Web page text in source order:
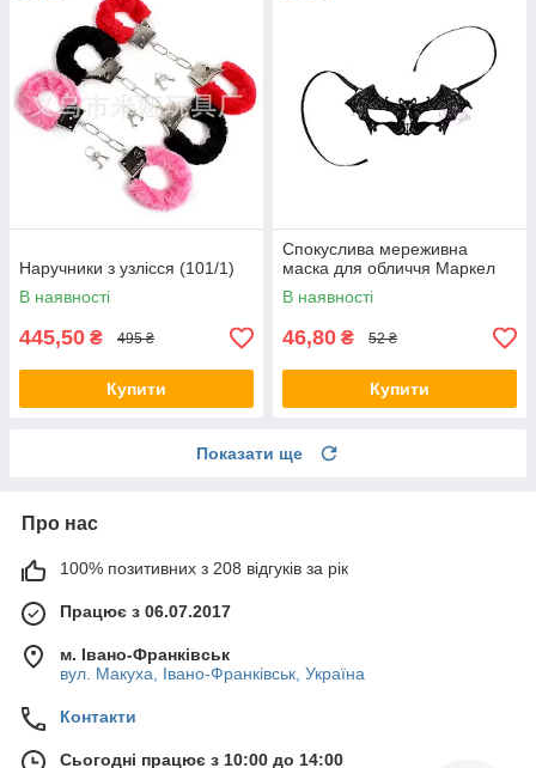
Наручники з узлісся (101/1)
В наявності
445,50 ₴ 495 ₴
Купити
Спокуслива мереживна
маска для обличчя Маркел
В наявності
46,80 ₴ 52 ₴
Купити
Показати ще
Про нас
100% позитивних з 208 відгуків за рік
Працює з 06.07.2017
м. Івано-Франківськ
вул. Макуха, Івано-Франківськ, Україна
Контакти
Сьогодні працює з 10:00 до 14:00